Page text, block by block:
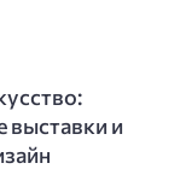
выставки и